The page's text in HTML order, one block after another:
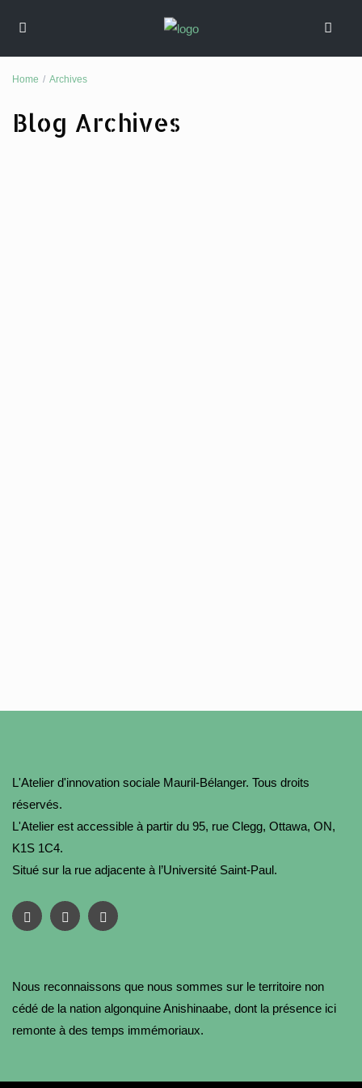
Home Archives
Blog Archives
L'Atelier d'innovation sociale Mauril-Bélanger. Tous droits
réservés.
L'Atelier est accessible à partir du 95, rue Clegg, Ottawa, ON,
K1S 1C4.
Situé sur la rue adjacente à l’Université Saint-Paul.
Nous reconnaissons que nous sommes sur le territoire non
cédé de la nation algonquine Anishinaabe, dont la présence ici
remonte à des temps immémoriaux.